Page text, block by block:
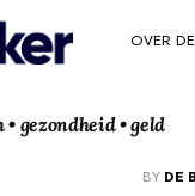
OVER
gezondheid • geld
BY DE